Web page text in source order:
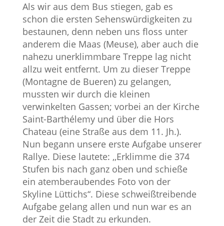
Als wir aus dem Bus stiegen, gab es
schon die ersten Sehenswürdigkeiten zu
bestaunen, denn neben uns floss unter
anderem die Maas (Meuse), aber auch die
nahezu unerklimmbare Treppe lag nicht
allzu weit entfernt. Um zu dieser Treppe
(Montagne de Bueren) zu gelangen,
mussten wir durch die kleinen
verwinkelten Gassen; vorbei an der Kirche
Saint-Barthélemy und über die Hors
Chateau (eine Straße aus dem 11. Jh.).
Nun begann unsere erste Aufgabe unserer
Rallye. Diese lautete: ,,Erklimme die 374
Stufen bis nach ganz oben und schieße
ein atemberaubendes Foto von der
Skyline Lüttichs“. Diese schweißtreibende
Aufgabe gelang allen und nun war es an
der Zeit die Stadt zu erkunden.